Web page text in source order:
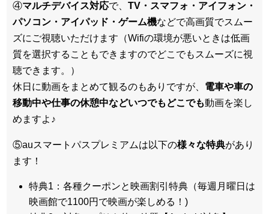
④マルチデバイス対応で、 TV・スマフォ・アイフォン・
パソコン・アイパッド・ゲーム機などで高画質でスムー
ズにご視聴いただけます（Wifiの環境が悪いときは低画
質を選択することもできますのでどこでもスムーズに視
聴できます。）
休日に動画をまとめて観るのもありですが、 電車や車の
移動中や仕事の休憩中などいつでもどこでも動画を楽し
めますよ♪
⑤auスマートパスプレミアムは以下の様々な特典があり
ます！
特典1：各種クーポンと映画割引特典（毎週月曜日は
映画館で1100円で映画が楽しめる！)